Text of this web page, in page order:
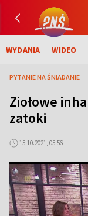
WYDANIA WIDEO
PYTANIE NA ŚNIADANIE
Ziołowe
zatoki
15.10.2021, 05:56